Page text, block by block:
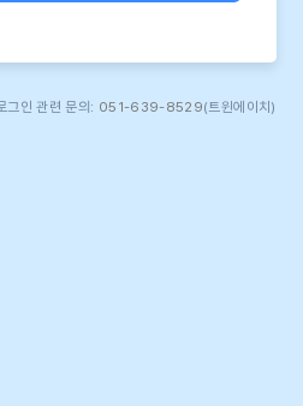
그인 관련 문의: 051-639-8529(트윈에이치)